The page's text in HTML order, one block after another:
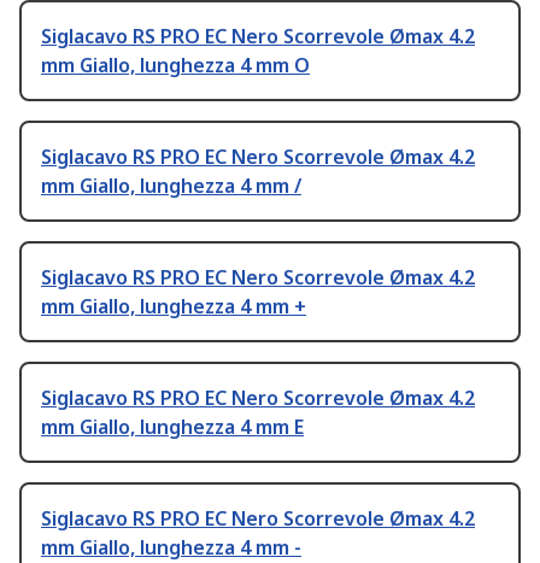
Siglacavo RS PRO EC Nero Scorrevole Ømax 4.2
mm Giallo, lunghezza 4 mm O
Siglacavo RS PRO EC Nero Scorrevole Ømax 4.2
mm Giallo, lunghezza 4 mm /
Siglacavo RS PRO EC Nero Scorrevole Ømax 4.2
mm Giallo, lunghezza 4 mm +
Siglacavo RS PRO EC Nero Scorrevole Ømax 4.2
mm Giallo, lunghezza 4 mm E
Siglacavo RS PRO EC Nero Scorrevole Ømax 4.2
mm Giallo, lunghezza 4 mm -